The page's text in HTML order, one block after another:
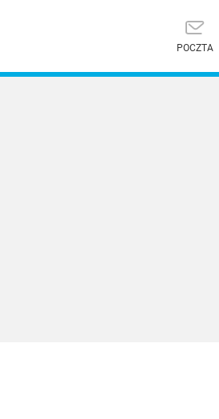
POCZTA